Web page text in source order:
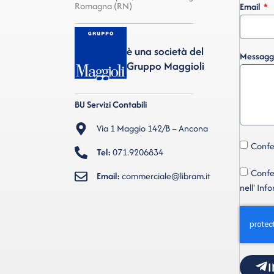
Romagna (RN)
è una società del
Gruppo Maggioli
BU Servizi Contabili
Via 1 Maggio 142/B – Ancona
Tel:071.9206834
Email:commerciale@libram.it
Email
nell'